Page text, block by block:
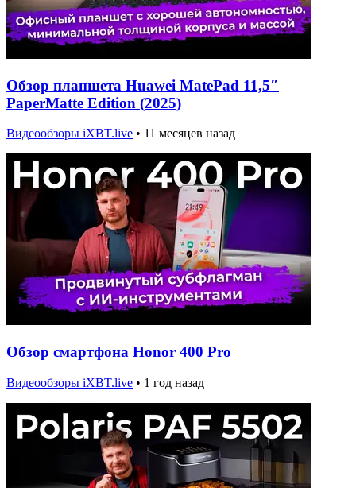
Обзор планшета Huawei MatePad 11,5″
PaperMatte Edition (2025)
Видеообзоры iXBT.live • 11 месяцев назад
Обзор смартфона Honor 400 Pro
Видеообзоры iXBT.live • 1 год назад